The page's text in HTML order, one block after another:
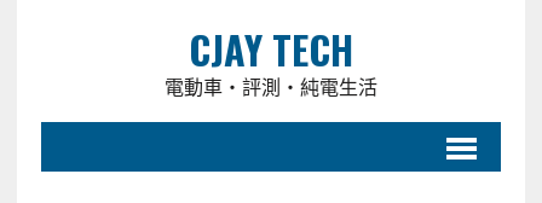
CJAY TECH
電動車・評測・純電生活